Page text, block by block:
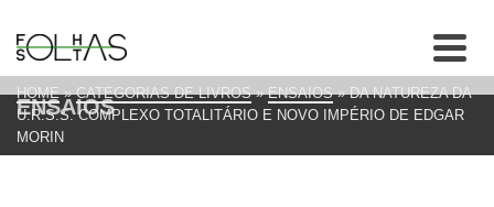
ENSAIOS
HOME » CATEGORIAS DE LIVROS » ENSAIOS » DA NATUREZA DA
U.R.S.S. COMPLEXO TOTALITÁRIO E NOVO IMPÉRIO DE EDGAR
MORIN